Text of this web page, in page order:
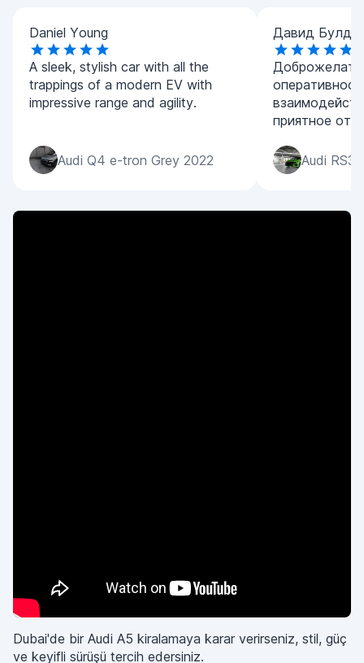
Daniel Young
A sleek, stylish car with all the
trappings of a modern EV with
impressive range and agility.
Audi Q4 e-tron Grey 2022
Давид
приятное
Audi RS3
Dubai'de bir Audi A5 kiralamaya karar verirseniz, stil, güç
ve keyifli sürüşü tercih edersiniz.